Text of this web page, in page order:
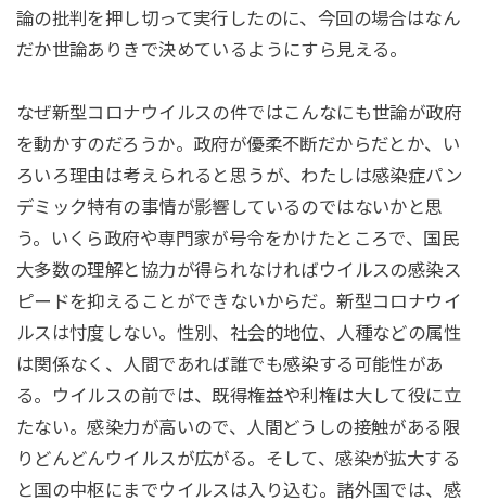
論の批判を押し切って実行したのに、今回の場合はなん
だか世論ありきで決めているようにすら見える。
なぜ新型コロナウイルスの件ではこんなにも世論が政府
を動かすのだろうか。政府が優柔不断だからだとか、い
ろいろ理由は考えられると思うが、わたしは感染症パン
デミック特有の事情が影響しているのではないかと思
う。いくら政府や専門家が号令をかけたところで、国民
大多数の理解と協力が得られなければウイルスの感染ス
ピードを抑えることができないからだ。新型コロナウイ
ルスは忖度しない。性別、社会的地位、人種などの属性
は関係なく、人間であれば誰でも感染する可能性があ
る。ウイルスの前では、既得権益や利権は大して役に立
たない。感染力が高いので、人間どうしの接触がある限
りどんどんウイルスが広がる。そして、感染が拡大する
と国の中枢にまでウイルスは入り込む。諸外国では、感